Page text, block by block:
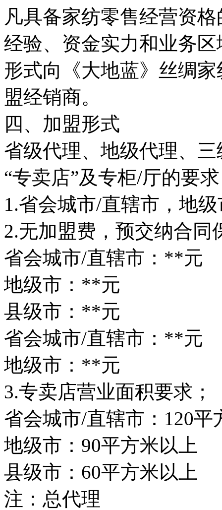
凡具备家纺零售经营资
经验、资金实力和业务
形式向《大地蓝》丝绸
盟经销商。
四、加盟形式
省级代理、地级代理、
“专卖店”及专柜/厅的要
1.省会城市/直辖市，地
2.无加盟费，预交纳合同
省会城市/直辖市：**元
地级市：**元
县级市：**元
省会城市/直辖市：**元
地级市：**元
3.专卖店营业面积要求；
省会城市/直辖市：120平
地级市：90平方米以上
县级市：60平方米以上
注：总代理